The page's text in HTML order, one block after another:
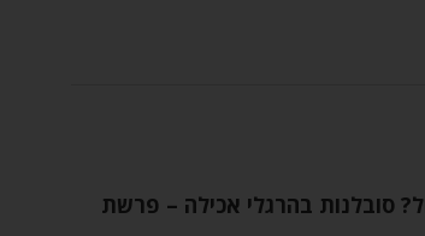
סובלנות בהרגלי אכילה – פרשת